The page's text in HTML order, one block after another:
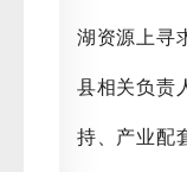
湖资源上寻
县相关负责
持、产业配